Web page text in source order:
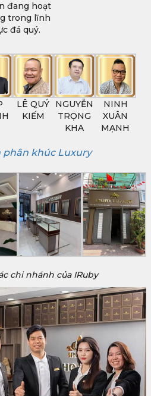
đang hoạt
trong lĩnh
đá quý.
LÊ QUÝ
KIẾM
NGUYỄN
TRỌNG
KHA
NINH
XUÂN
MẠNH
phân khúc Luxury
chi nhánh của IRuby